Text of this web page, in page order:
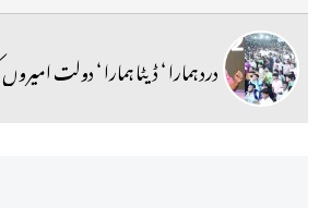
درد ہمارا ‘ ڈیٹا ہمارا ‘ دولت